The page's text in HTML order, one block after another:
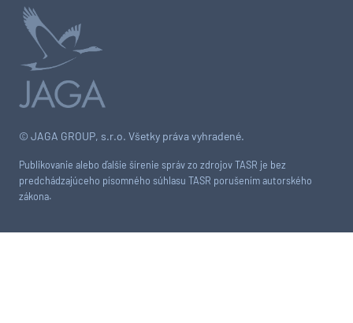
© JAGA GROUP, s.r.o. Všetky práva vyhradené.
Publikovanie alebo ďalšie šírenie správ zo zdrojov TASR je bez
predchádzajúceho písomného súhlasu TASR porušením autorského
zákona.